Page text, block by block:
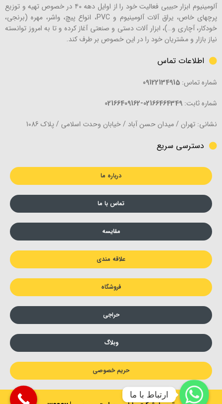
آلومینیوم ابزار حبیبی فعالیت خود را از اوایل دهه ۴۰ در خصوص تهیه و توزیع
پرچهای خاص، یراق آلات آلومینیوم و PVC، انواع پیچ، واشر، مهره (برنجی،
خودکار، آچاری و…)، ابزار آلات دستی و صنعتی آغاز کرده و تا به امروز توانسته
نیاز بازار و مشتریان خود را در این خصوص بر طرف کند.
اطلاعات تماس
شماره تماس: 09122134915
شماره ثابت: 02166464349-02166409162
نشانی: تهران / میدان حسن آباد / خیابان وحدت اسلامی / پلاک 1086
دسترسی سریع
درباره ما
تماس با ما
مقایسه
علاقه مندی
فروشگاه
حراجی
وبلاگ
حریم خصوصی
ارتباط با ما